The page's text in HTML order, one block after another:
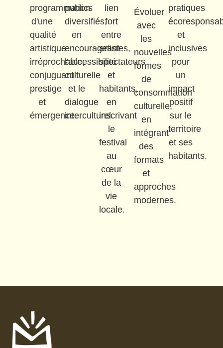
programmation
d'une
qualité
artistique
irréprochable,
conjuguant
prestige
et
émergence.
publics
diversifiés,
en
encourageant
l'accessibilité
culturelle
et le
dialogue
interculturel.
lien
fort
entre
artistes,
spectateurs
et
habitants,
en
inscrivant
le
festival
au
cœur
de la
vie
locale.
Évoluer
avec
les
nouvelles
formes
de
consommation
culturelle,
en
intégrant
des
formats
et
approches
modernes.
pratiques
et
inclusives
pour
un
impact
positif
sur le
territoire
et ses
habitants.